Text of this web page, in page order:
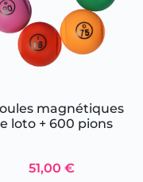
magnétiques
loto + 600 pions
51,00 €